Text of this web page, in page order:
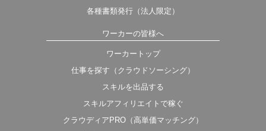
各種書類発行（法人限定）
ワーカーの皆様へ
ワーカートップ
仕事を探す（クラウドソーシング）
スキルを出品する
スキルアフィリエイトで稼ぐ
クラウディアPRO（高単価マッチング）